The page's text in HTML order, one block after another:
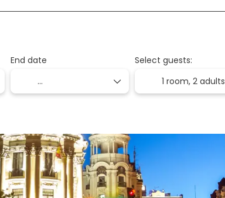
End date
Select guests:
1 room,2 adults